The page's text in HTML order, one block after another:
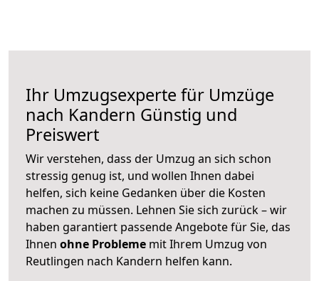
Ihr Umzugsexperte für Umzüge
nach Kandern Günstig und
Preiswert
Wir verstehen, dass der Umzug an sich schon
stressig genug ist, und wollen Ihnen dabei
helfen, sich keine Gedanken über die Kosten
machen zu müssen. Lehnen Sie sich zurück – wir
haben garantiert passende Angebote für Sie, das
Ihnen ohne Probleme mit Ihrem Umzug von
Reutlingen nach Kandern helfen kann.